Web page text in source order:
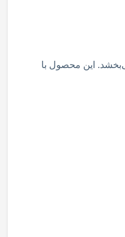
به ناخن‌ها می‌بخشد. این محصول با